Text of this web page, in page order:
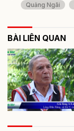
Quảng Ngãi
BÀI LIÊN QUAN